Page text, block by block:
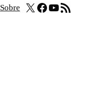
Sobre X Facebook
Youtube
Feed RSS